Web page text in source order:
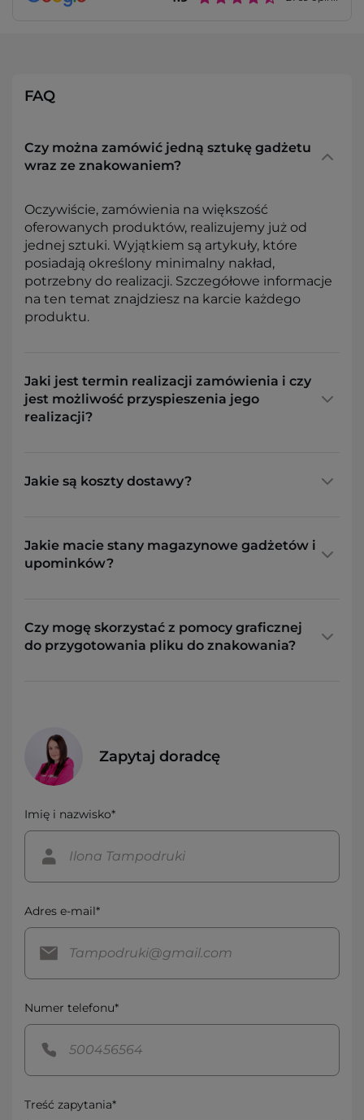
FAQ
Czy można zamówić jedną sztukę gadżetu
wraz ze znakowaniem?
Oczywiście, zamówienia na większość
oferowanych produktów, realizujemy już od
jednej sztuki. Wyjątkiem są artykuły, które
posiadają określony minimalny nakład,
potrzebny do realizacji. Szczegółowe informacje
na ten temat znajdziesz na karcie każdego
produktu.
Jaki jest termin realizacji zamówienia i czy
jest możliwość przyspieszenia jego
realizacji?
Jakie są koszty dostawy?
Jakie macie stany magazynowe gadżetów i
upominków?
Czy mogę skorzystać z pomocy graficznej
do przygotowania pliku do znakowania?
Zapytaj doradcę
Imię i nazwisko*
Adres e-mail*
Numer telefonu*
Treść zapytania*